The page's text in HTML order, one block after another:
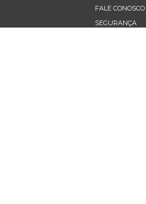
FALE
SEGURANÇA